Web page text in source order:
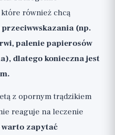
również chcą
(np.
palenie papierosów
dlatego konieczna jest
z opornym trądzikiem
reaguje na leczenie
warto zapytać